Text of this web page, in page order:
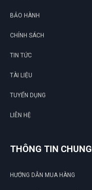
BẢO HÀNH
CHÍNH SÁCH
TIN TỨC
TÀI LIỆU
TUYỂN DỤNG
LIÊN HỆ
THÔNG TIN CHUNG
HƯỚNG DẪN MUA HÀNG